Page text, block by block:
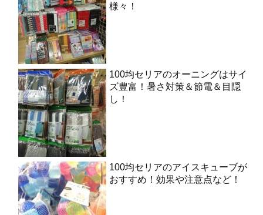
様々！
100均セリアのオーニングはサイ
ズ豊富！暑さ対策＆節電＆目隠
し！
100均セリアのアイスキューブが
おすすめ！効果や注意点など！